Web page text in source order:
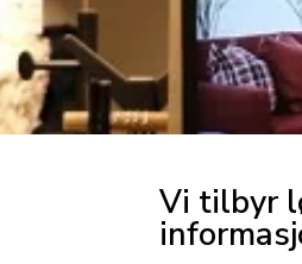
Vi tilbyr